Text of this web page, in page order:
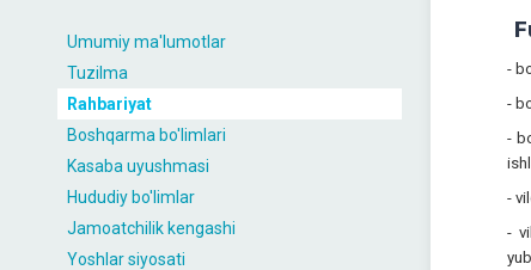
Umumiy ma'lumotlar
Tuzilma
Rahbariyat
Boshqarma bo'limlari
Kasaba uyushmasi
Hududiy bo'limlar
Jamoatchilik kengashi
Yoshlar siyosati
-
-
-
-
-